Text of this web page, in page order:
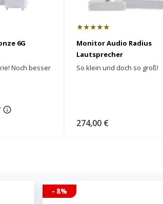
6G
Noch besser
★★★★★
Monitor Audio Radius
Lautsprecher
So klein und doch so groß!
274,00 €
- 8%